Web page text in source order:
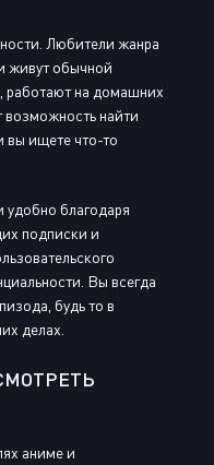
Любители жанра
живут обычной
работают на домашних
возможность найти
вы ищете что-то
удобно благодаря
подписки и
Вы всегда
будь то в
делах.
аниме и